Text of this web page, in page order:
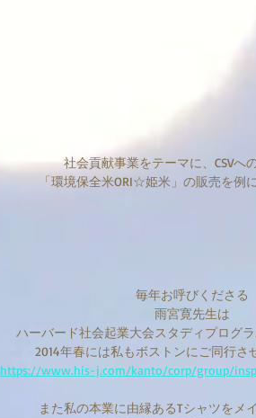
社会貢献事業をテーマに、CSVへ
「環境保全米ORI☆姫米」の販売を例
毎年お呼びくださる
雨宮寛先生は
ハーバード社会起業大会スタディプログ
2014年春には私もボストンにご同行さ
https://www.his-j.com/kanto/corp/group/
また私の本業に由縁あるTシャツをメ